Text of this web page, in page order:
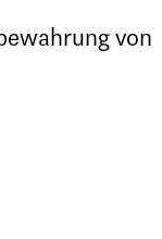
von